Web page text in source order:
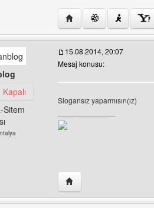
Yazarın web sitesini
Kullanıcının profilini görüntüle
Kapalı
Sitem
15.08.2014, 20:07
Mesaj konusu:
Slogansız yaparmısın(ız)
Yazarın web sitesini